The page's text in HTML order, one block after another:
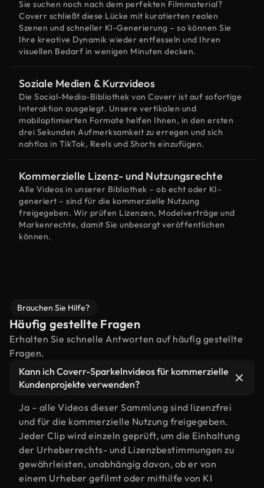
Sie suchen noch nach dem perfekten Filmmaterial?
Coverr schließt diese Lücke mit kuratierten realen
Szenen und schneller KI-Generierung – so können Sie
Ihre kreative Dynamik wieder entfesseln und Ihren
visuellen Bedarf in wenigen Minuten decken.
Soziale Medien & Kurzvideos
Die Social-Media-Bibliothek von Coverr ist auf sofortige
Interaktion ausgelegt. Unsere vertikalen und
mobiloptimierten Formate helfen Ihnen, in den ersten
drei Sekunden Aufmerksamkeit zu erregen und sich
nahtlos in TikTok, Reels und Shorts einzufügen.
Kommerzielle Lizenz- und Nutzungsrechte
Alle Videos in unserer Bibliothek – ob echt oder KI-
generiert – sind für die kommerzielle Nutzung
freigegeben. Wir prüfen Lizenzen, Modelverträge und
Markenrechte, damit Sie unbesorgt veröffentlichen
können.
Brauchen Sie Hilfe?
Häufig gestellte Fragen
Erhalten Sie schnelle Antworten auf häufig gestellte
Fragen.
Kann ich Coverr-Sparkelnvideos für kommerzielle
Kundenprojekte verwenden?
Ja – alle Videos dieser Sammlung sind lizenzfrei
und für die kommerzielle Nutzung freigegeben.
Jeder Clip wird einzeln geprüft, um die Einhaltung
der Urheberrechts- und Lizenzbestimmungen zu
gewährleisten, unabhängig davon, ob er von
einem Urheber gefilmt oder mithilfe von KI